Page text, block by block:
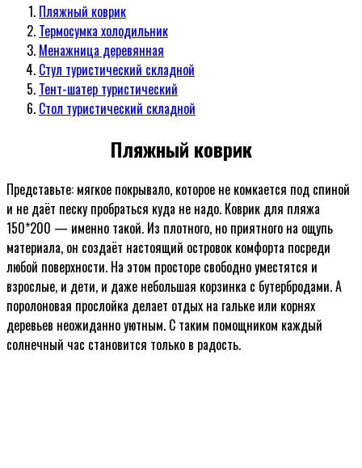
Пляжный коврик
Термосумка холодильник
Менажница деревянная
Стул туристический складной
Тент-шатер туристический
Стол туристический складной
Пляжный коврик
Представьте: мягкое покрывало, которое не комкается под спиной
и не даёт песку пробраться куда не надо. Коврик для пляжа
150*200 — именно такой. Из плотного, но приятного на ощупь
материала, он создаёт настоящий островок комфорта посреди
любой поверхности. На этом просторе свободно уместятся и
взрослые, и дети, и даже небольшая корзинка с бутербродами. А
поролоновая прослойка делает отдых на гальке или корнях
деревьев неожиданно уютным. С таким помощником каждый
солнечный час становится только в радость.